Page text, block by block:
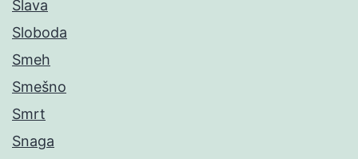
Slava
Sloboda
Smeh
Smešno
Smrt
Snaga